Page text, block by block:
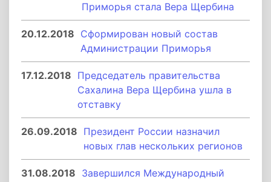
Приморья стала Вера Щербина
20.12.2018 Сформирован новый состав
Администрации Приморья
17.12.2018 Председатель правительства
Сахалина Вера Щербина ушла в
отставку
26.09.2018 Президент России назначил
новых глав нескольких регионов
31.08.2018 Завершился Международный